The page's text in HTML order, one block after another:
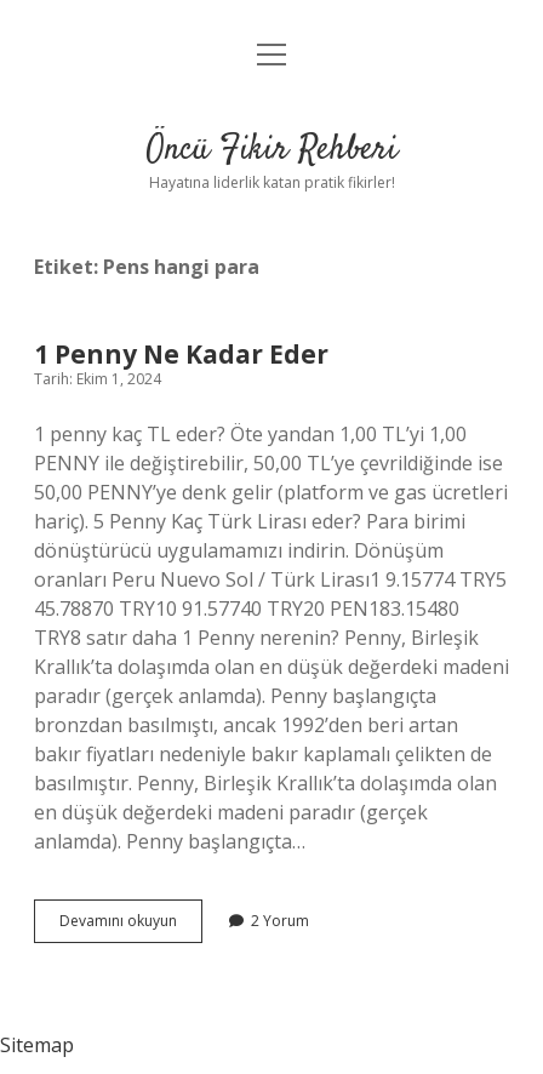
Anasayfa
Yasal Uyarı
menüyü
Öncü Fikir Rehberi
Hayatına liderlik katan pratik fikirler!
Etiket: Pens hangi para
1 Penny Ne Kadar Eder
Tarih: Ekim 1, 2024
1 penny kaç TL eder? Öte yandan 1,00 TL’yi 1,00
PENNY ile değiştirebilir, 50,00 TL’ye çevrildiğinde ise
50,00 PENNY’ye denk gelir (platform ve gas ücretleri
hariç). 5 Penny Kaç Türk Lirası eder? Para birimi
dönüştürücü uygulamamızı indirin. Dönüşüm
oranları Peru Nuevo Sol / Türk Lirası1 9.15774 TRY5
45.78870 TRY10 91.57740 TRY20 PEN183.15480
TRY8 satır daha 1 Penny nerenin? Penny, Birleşik
Krallık’ta dolaşımda olan en düşük değerdeki madeni
paradır (gerçek anlamda). Penny başlangıçta
bronzdan basılmıştı, ancak 1992’den beri artan
bakır fiyatları nedeniyle bakır kaplamalı çelikten de
basılmıştır. Penny, Birleşik Krallık’ta dolaşımda olan
en düşük değerdeki madeni paradır (gerçek
anlamda). Penny başlangıçta…
Devamını okuyun
Penny
2 Yorum
Sitemap